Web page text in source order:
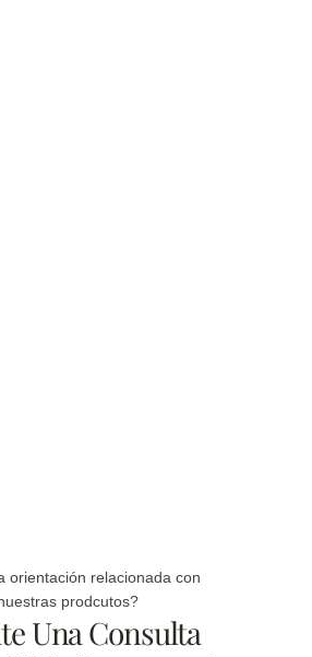
orientación relacionada con
prodcutos?
Una Consulta